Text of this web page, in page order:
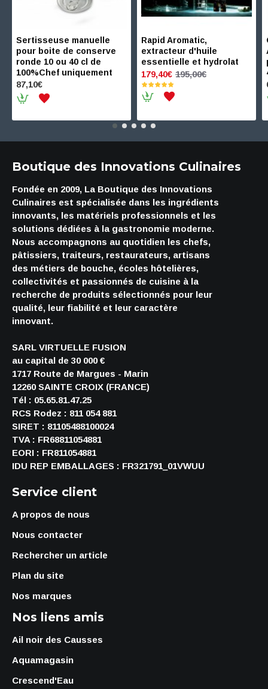
Sertisseuse manuelle
pour boite de conserve
ronde 10 ou 40 cl de
100%Chef uniquement
87,10€
Rapid Aromatic,
extracteur d'huile
essentielle et hydrolat
179,40€ 195,00€
Boutique des Innovations Culinaires
Fondée en 2009, La Boutique des Innovations
Culinaires est spécialisée dans les ingrédients
innovants, les matériels professionnels et les
solutions dédiées à la gastronomie moderne.
Nous accompagnons au quotidien les chefs,
pâtissiers, traiteurs, restaurateurs, artisans
des métiers de bouche, écoles hôtelières,
collectivités et passionnés de cuisine à la
recherche de produits sélectionnés pour leur
qualité, leur fiabilité et leur caractère
innovant.
SARL VIRTUELLE FUSION
au capital de 30 000 €
1717 Route de Margues - Marin
12260 SAINTE CROIX (FRANCE)
Tél : 05.65.81.47.25
RCS Rodez : 811 054 881
SIRET : 81105488100024
TVA : FR68811054881
EORI : FR811054881
IDU REP EMBALLAGES : FR321791_01VWUU
Service client
A propos de nous
Nous contacter
Rechercher un article
Plan du site
Nos marques
Nos liens amis
Ail noir des Causses
Aquamagasin
Crescend'Eau